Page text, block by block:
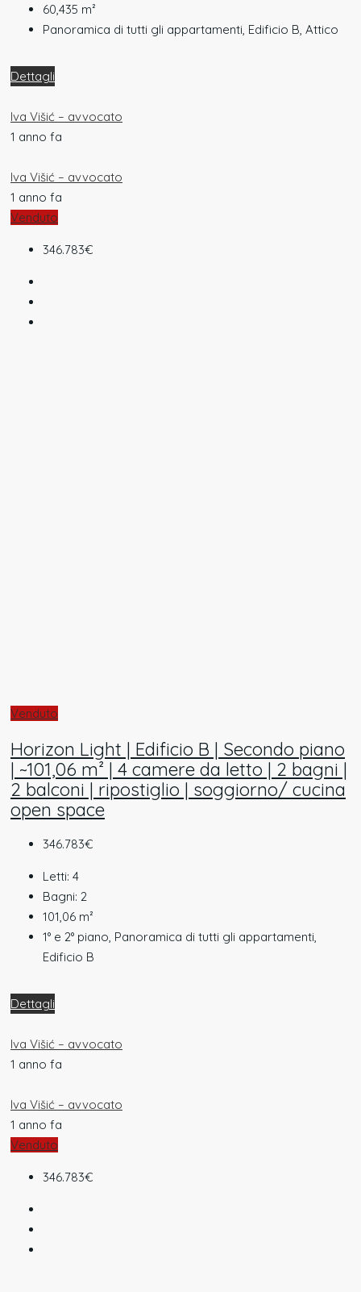
60,435 m²
Panoramica di tutti gli appartamenti, Edificio B, Attico
Dettagli
Iva Višić – avvocato
1 anno fa
Iva Višić – avvocato
1 anno fa
Venduto
346.783€
Venduto
Horizon Light | Edificio B | Secondo piano
| ~101,06 m² | 4 camere da letto | 2 bagni |
2 balconi | ripostiglio | soggiorno/ cucina
open space
346.783€
Letti: 4
Bagni: 2
101,06 m²
1° e 2° piano, Panoramica di tutti gli appartamenti,
Edificio B
Dettagli
Iva Višić – avvocato
1 anno fa
Iva Višić – avvocato
1 anno fa
Venduto
346.783€